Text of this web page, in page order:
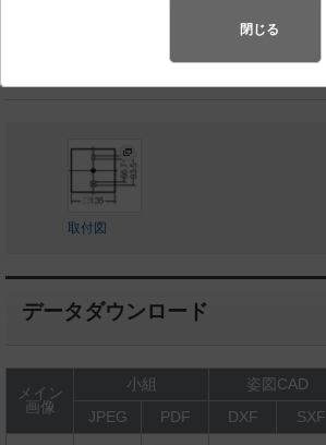
◆希望小売価格 39,500 円（税抜）
取付図
データダウンロード
メイン
画像
小組 姿図CAD
JPEG
PDF DXF SXF
閉じる